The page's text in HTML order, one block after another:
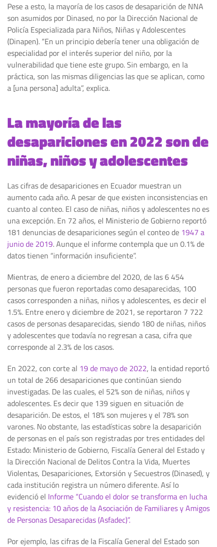
Pese a esto, la mayoría de los casos de desaparición de NNA
son asumidos por Dinased, no por la Dirección Nacional de
Policía Especializada para Niños, Niñas y Adolescentes
(Dinapen). “En un principio debería tener una obligación de
especialidad por el interés superior del niño, por la
vulnerabilidad que tiene este grupo. Sin embargo, en la
práctica, son las mismas diligencias las que se aplican, como
a [una persona] adulta”, explica.
La mayoría de las
desapariciones en 2022 son de
niñas, niños y adolescentes
Las cifras de desapariciones en Ecuador muestran un
aumento cada año. A pesar de que existen inconsistencias en
cuanto al conteo. El caso de niñas, niños y adolescentes no es
una excepción. En 72 años, el Ministerio de Gobierno reportó
181 denuncias de desapariciones según el conteo de 1947 a
junio de 2019. Aunque el informe contempla que un 0.1% de
datos tienen “información insuficiente”.
Mientras, de enero a diciembre del 2020, de las 6 454
personas que fueron reportadas como desaparecidas, 100
casos corresponden a niñas, niños y adolescentes, es decir el
1.5%. Entre enero y diciembre de 2021, se reportaron 7 722
casos de personas desaparecidas, siendo 180 de niñas, niños
y adolescentes que todavía no regresan a casa, cifra que
corresponde al 2.3% de los casos.
En 2022, con corte al 19 de mayo de 2022, la entidad reportó
un total de 266 desapariciones que continúan siendo
investigadas. De las cuales, el 52% son de niñas, niños y
adolescentes. Es decir que 139 siguen en situación de
desaparición. De estos, el 18% son mujeres y el 78% son
varones. No obstante, las estadísticas sobre la desaparición
de personas en el país son registradas por tres entidades del
Estado: Ministerio de Gobierno, Fiscalía General del Estado y
la Dirección Nacional de Delitos Contra la Vida, Muertes
Violentas, Desapariciones, Extorsión y Secuestros (Dinased), y
cada institución registra un número diferente. Así lo
evidenció el Informe “Cuando el dolor se transforma en lucha
y resistencia: 10 años de la Asociación de Familiares y Amigos
de Personas Desaparecidas (Asfadec)”.
Por ejemplo, las cifras de la Fiscalía General del Estado son